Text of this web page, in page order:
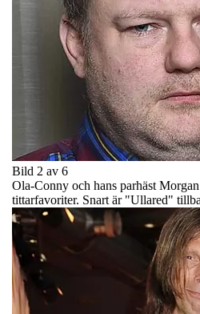
Bild 2 av 6
Ola-Conny och hans parhäst
tittarfavoriter. Snart är "Ullared"